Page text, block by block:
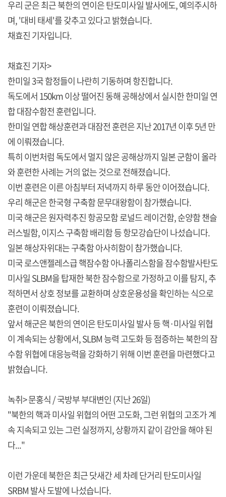
우리 군은 최근 북한의 연이은 탄도미사일 발사에도, 예의주시하
며, '대비 태세'를 갖추고 있다고 밝혔습니다.
채효진 기자입니다.
채효진 기자>
한미일 3국 함정들이 나란히 기동하며 항진합니다.
독도에서 150km 이상 떨어진 동해 공해상에서 실시한 한미일 연
합 대잠수함전 훈련입니다.
한미일 연합 해상훈련과 대잠전 훈련은 지난 2017년 이후 5년 만
에 이뤄졌습니다.
특히 이번처럼 독도에서 멀지 않은 공해상까지 일본 군함이 올라
와 훈련한 사례는 거의 없는 것으로 전해졌습니다.
이번 훈련은 이른 아침부터 저녁까지 하루 동안 이어졌습니다.
우리 해군은 한국형 구축함 문무대왕함이 참가했습니다.
미국 해군은 원자력추진 항공모함 로널드 레이건함, 순양함 챈슬
러스빌함, 이지스 구축함 배리함 등 항모강습단이 나섰습니다.
일본 해상자위대는 구축함 아사히함이 참가했습니다.
미국 로스앤젤레스급 핵잠수함 아나폴리스함을 잠수함발사탄도
미사일 SLBM을 탑재한 북한 잠수함으로 가정하고 이를 탐지, 추
적하면서 상호 정보를 교환하며 상호운용성을 확인하는 식으로
훈련이 이뤄졌습니다.
앞서 해군은 북한의 연이은 탄도미사일 발사 등 핵·미사일 위협
이 계속되는 상황에서, SLBM 능력 고도화 등 점증하는 북한의 잠
수함 위협에 대응능력을 강화하기 위해 이번 훈련을 마련했다고
밝혔습니다.
녹취> 문홍식 / 국방부 부대변인 (지난 26일)
"북한의 핵과 미사일 위협의 어떤 고도화, 그런 위협의 고조가 계
속 지속되고 있는 그런 실정까지, 상황까지 같이 감안을 해야 된
다..."
이런 가운데 북한은 최근 닷새간 세 차례 단거리 탄도미사일
SRBM 발사 도발에 나섰습니다.